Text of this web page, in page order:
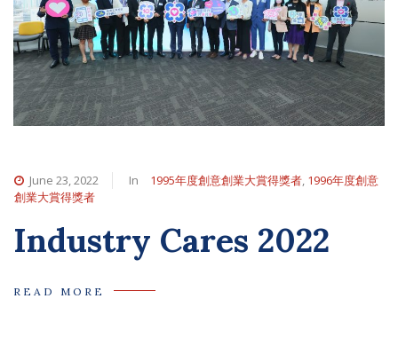
June 23, 2022 In 1995年度創意創業大賞得獎者, 1996年度創意
創業大賞得獎者
Industry Cares 2022
READ MORE